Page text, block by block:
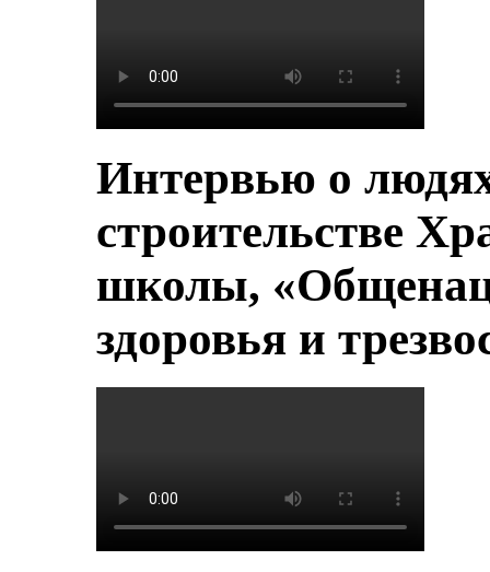
Интервью о
строительстве
школы,
здоровья и